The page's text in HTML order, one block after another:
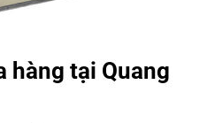
hàng tại Quang